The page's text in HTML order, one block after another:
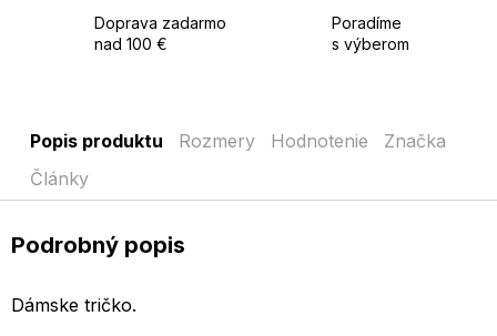
Doprava zadarmo
nad 100 €
Poradíme
s výberom
Popis produktu Rozmery Hodnotenie
Značka
Články
Podrobný popis
Dámske tričko.